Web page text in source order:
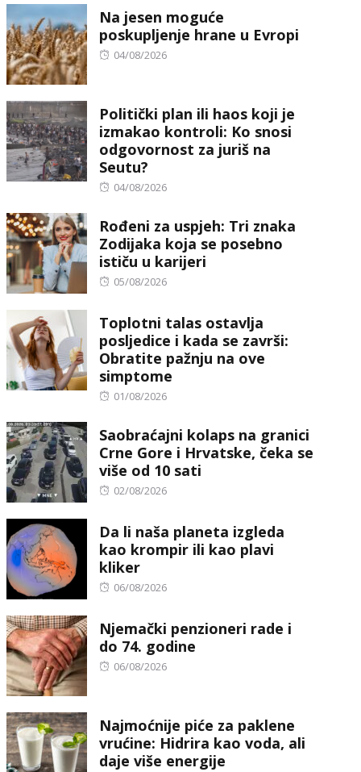
Na jesen moguće
poskupljenje hrane u Evropi
Posted
04/08/2026
Politički plan ili haos koji je
izmakao kontroli: Ko snosi
odgovornost za juriš na
Seutu?
Posted
04/08/2026
Rođeni za uspjeh: Tri znaka
Zodijaka koja se posebno
ističu u karijeri
Posted
05/08/2026
Toplotni talas ostavlja
posljedice i kada se završi:
Obratite pažnju na ove
simptome
Posted
01/08/2026
Saobraćajni kolaps na granici
Crne Gore i Hrvatske, čeka se
više od 10 sati
Posted
02/08/2026
Da li naša planeta izgleda
kao krompir ili kao plavi
kliker
Posted
06/08/2026
Njemački penzioneri rade i
do 74. godine
Posted
06/08/2026
Najmoćnije piće za paklene
vrućine: Hidrira kao voda, ali
daje više energije